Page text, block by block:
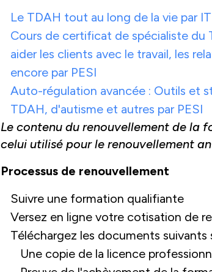
Le TDAH tout au long de la vie par
Cours de certificat de spécialiste du
aider les clients avec le travail, les
encore par PESI
Auto-régulation avancée : Outils et
TDAH, d'autisme et autres par PESI
Le contenu du renouvellement de la
celui utilisé pour le renouvellement
Processus de renouvellement
Suivre une formation qualifiante
Versez en ligne votre cotisation de
Téléchargez les documents
Une copie de la licence